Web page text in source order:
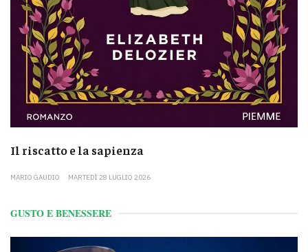
Il riscatto e la sapienza
MARIO GAUDIO MARTEDÌ 28 LUGLIO 2026
GUSTO E BENESSERE